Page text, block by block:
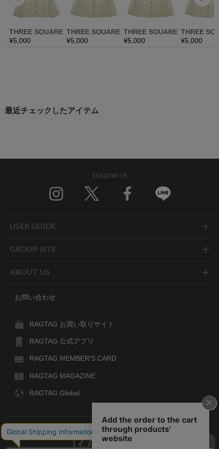
最近チェックしたアイテム
FOLLOW US
USER GUIDE
GROUP SITE
ABOUT US
お問い合わせ
RAGTAG お買い取りサイト
RAGTAG 公式アプリ
RAGTAG MEMBER'S CARD
RAGTAG MAGAZINE
RAGTAG Global